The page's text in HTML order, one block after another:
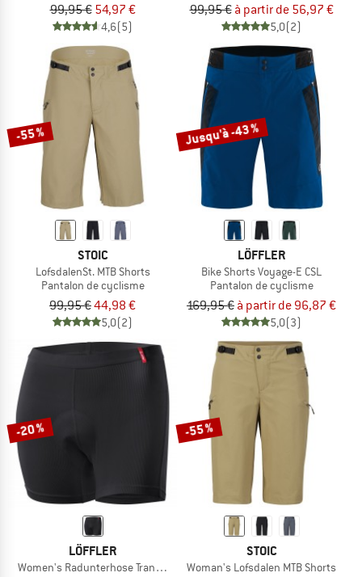
99,95 € 54,97 €
4,6(5)
99,95 € à partir de 56,97 €
5,0(2)
-55 %
STOIC
LofsdalenSt. MTB Shorts
Pantalon de cyclisme
99,95 €44,98 €
5,0(2)
Jusqu'à -43 %
LÖFFLER
Bike Shorts Voyage-E CSL
Pantalon de cyclisme
169,95 € à partir de 96,87 €
5,0(3)
-20 %
LÖFFLER
Women's Radunterhose Transtex Light
-55 %
STOIC
Woman's Lofsdalen MTB Shorts